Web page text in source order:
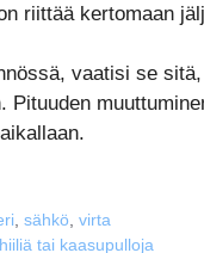
riittää kertomaan
vaatisi se
Pituuden
,sähkö ,virta
tai kaasupulloja